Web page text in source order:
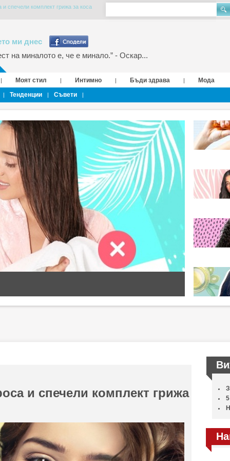
спечели комплект грижа за коса
ми днес
на миналото е, че е минало.” - Оскар...
| Моят стил | Интимно | Бъди здрава | Мода
| Тенденции | Съвети |
и спечели комплект грижа